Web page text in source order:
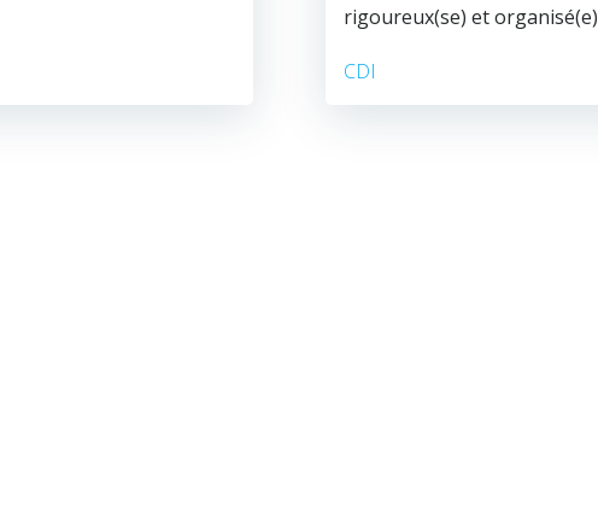
rigoureux(se) et organisé(e)
CDI